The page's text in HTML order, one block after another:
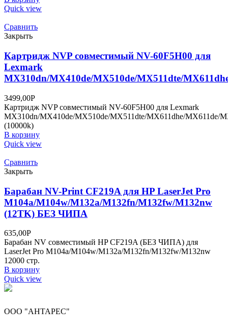
Quick view
Сравнить
Закрыть
Картридж NVP совместимый NV-60F5H00 для
Lexmark
MX310dn/MX410de/MX510de/MX511dte/
3499,00Р
Картридж NVP совместимый NV-60F5H00 для Lexmark
MX310dn/MX410de/MX510de/MX511dte/MX611dhe/MX611de/
(10000k)
В корзину
Quick view
Сравнить
Закрыть
Барабан NV-Print CF219A для HP LaserJet Pro
M104a/M104w/M132a/M132fn/M132fw/M132nw
(12TK) БЕЗ ЧИПА
635,00Р
Барабан NV совместимый HP CF219A (БЕЗ ЧИПА) для
LaserJet Pro M104a/M104w/M132a/M132fn/M132fw/M132nw
12000 стр.
В корзину
Quick view
ООО "АНТАРЕС"